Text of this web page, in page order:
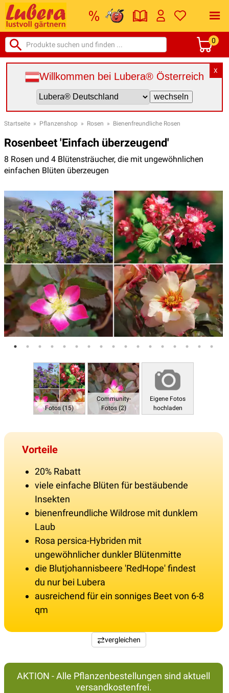
0
X
Willkommen bei Lubera® Österreich
Startseite » Pflanzenshop » Rosen » Bienenfreundliche Rosen
Rosenbeet 'Einfach überzeugend'
8 Rosen und 4 Blütensträucher, die mit ungewöhnlichen
einfachen Blüten überzeugen
Fotos (15)
Community-
Fotos (2)
Eigene Fotos
hochladen
Vorteile
20% Rabatt
viele einfache Blüten für bestäubende
Insekten
bienenfreundliche Wildrose mit dunklem
Laub
Rosa persica-Hybriden mit
ungewöhnlicher dunkler Blütenmitte
die Blutjohannisbeere 'RedHope' findest
du nur bei Lubera
ausreichend für ein sonniges Beet von 6-8
qm
vergleichen
AKTION - Alle Pflanzenbestellungen sind aktuell
versandkostenfrei.